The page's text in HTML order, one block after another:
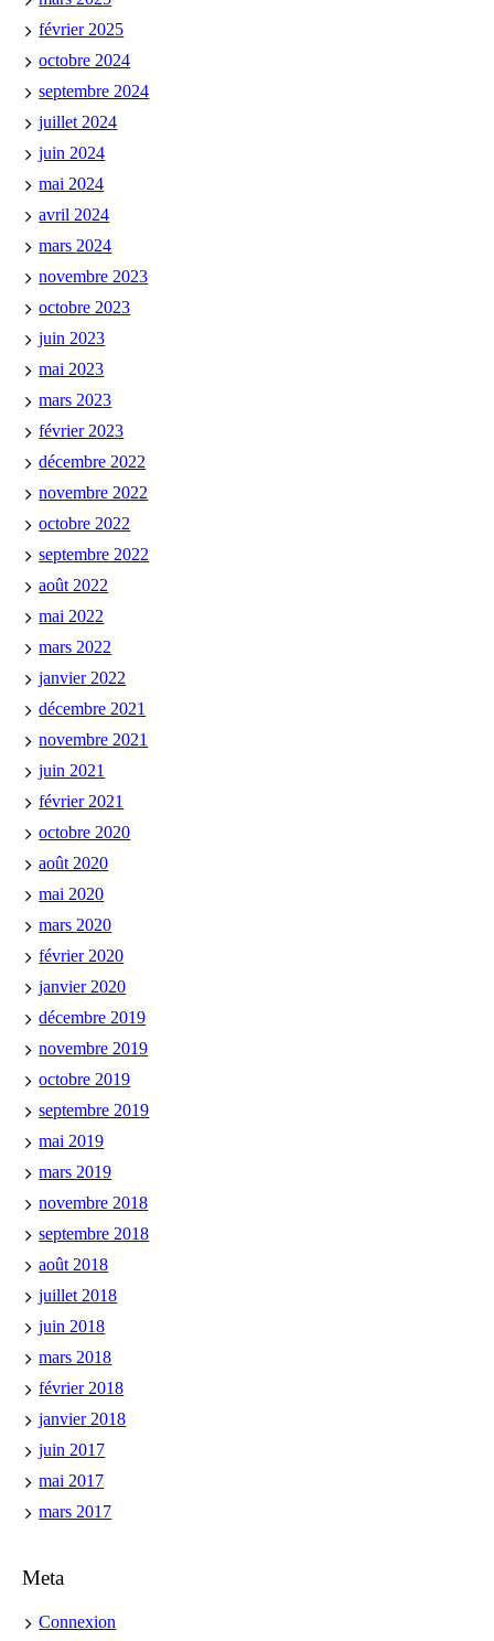
février 2025
octobre 2024
septembre 2024
juillet 2024
juin 2024
mai 2024
avril 2024
mars 2024
novembre 2023
octobre 2023
juin 2023
mai 2023
mars 2023
février 2023
décembre 2022
novembre 2022
octobre 2022
septembre 2022
août 2022
mai 2022
mars 2022
janvier 2022
décembre 2021
novembre 2021
juin 2021
février 2021
octobre 2020
août 2020
mai 2020
mars 2020
février 2020
janvier 2020
décembre 2019
novembre 2019
octobre 2019
septembre 2019
mai 2019
mars 2019
novembre 2018
septembre 2018
août 2018
juillet 2018
juin 2018
mars 2018
février 2018
janvier 2018
juin 2017
mai 2017
mars 2017
Meta
Connexion